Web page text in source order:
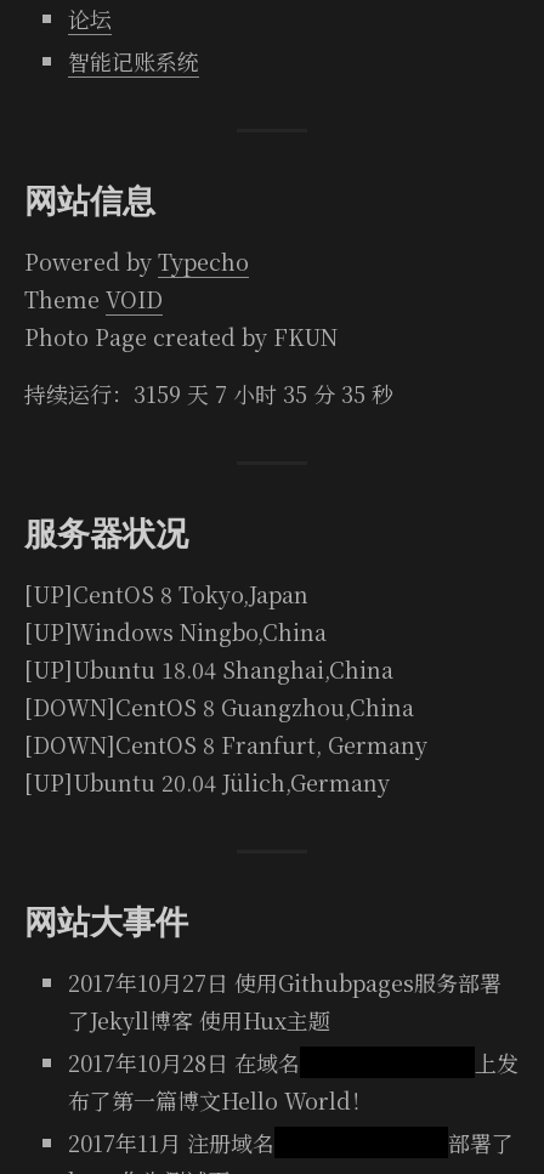
论坛
智能记账系统
网站信息
Pow­ered byTypecho
Theme VOID
Photo Page cre­ated by FKUN
持续运行： 3159 天 7 小时 35 分 36 秒
服务器状况
[UP]Cen­tOS 8 Tokyo,Japan
[UP]Win­dows Ningbo,China
[UP]Ubuntu 18.04 Shang­hai,China
[DOWN]Cen­tOS 8 Guangzhou,China
[DOWN]Cen­tOS 8 Fran­furt, Ger­many
[UP]Ubuntu 20.04 Jülich,Ger­many
网站大事件
2017年10月27日 使用Githubpages服务部署
了Jekyll博客 使用Hux主题
2017年10月28日 在域名
上发
布了第一篇博文Hello World！
2017年11月 注册域名
部署了